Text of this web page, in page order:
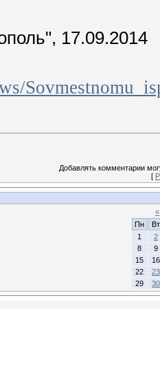
17.09.2014
Добавлять комментарии
[
«
Пн
Вт
1
2
8
9
15
16
22
23
29
30